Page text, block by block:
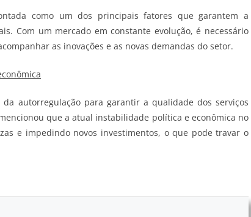
como um dos principais fatores que garantem a
Com um mercado em constante evolução, é necessário
as inovações e as novas demandas do setor.
autorregulação para garantir a qualidade dos serviços
que a atual instabilidade política e econômica no
e impedindo novos investimentos, o que pode travar o